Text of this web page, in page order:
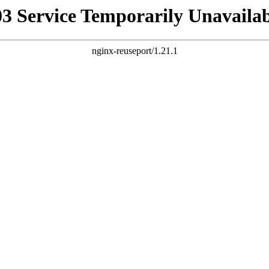
Service Temporarily
nginx-reuseport/1.21.1